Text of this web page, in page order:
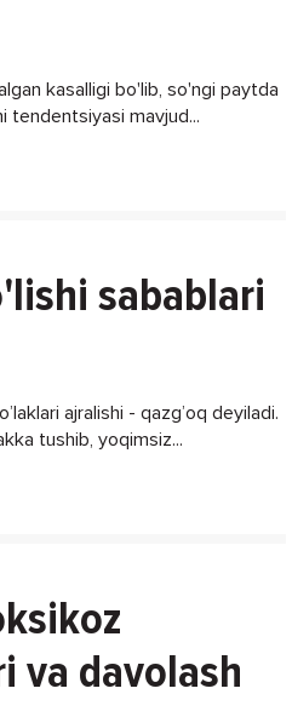
kasalligi bo'lib, so'ngi paytda
tendentsiyasi mavjud...
sabablari
ajralishi - qazg’oq deyiladi.
tushib, yoqimsiz...
va davolash